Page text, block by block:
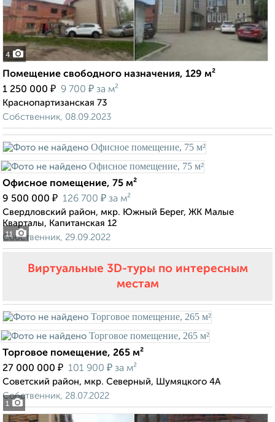
4
Помещение свободного назначения, 129 м²
1 250 000 ₽ 9 700 ₽ за м²
Краснопартизанская 73
Собственник, 08.09.2023
11
Офисное помещение, 75 м²
9 500 000 ₽ 126 700 ₽ за м²
Свердловский район, мкр. Южный Берег, ЖК Малые
Кварталы, Капитанская 12
Собственник, 29.09.2022
Виртуальные 3D-туры по интересным
местам
1
Торговое помещение, 265 м²
27 000 000 ₽ 101 900 ₽ за м²
Советский район, мкр. Северный, Шумяцкого 4А
Собственник, 28.07.2022